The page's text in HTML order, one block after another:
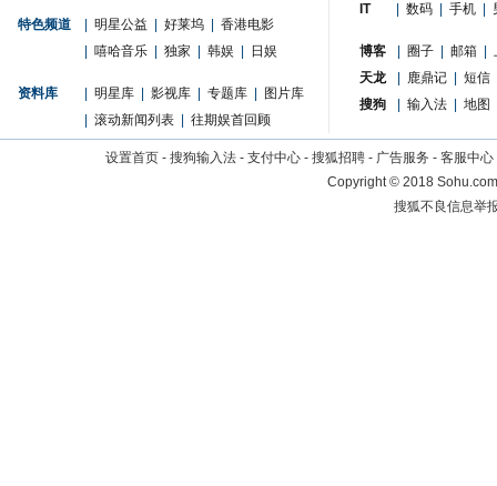
特色频道 明星公益 好莱坞
香港电影
嘻哈音乐 独家 韩娱 日娱
资料库 明星库 影视库 专题库
图片库
滚动新闻列表 往期娱首回顾
IT
数码 手机
博客 圈子 邮箱
天龙
鹿鼎记
短信
搜狗
输入法 地图
设置首页 - 搜狗输入法 - 支付中心 - 搜狐招聘 - 广告服务 - 客服中心
Copyright©2018
搜狐不良信息举